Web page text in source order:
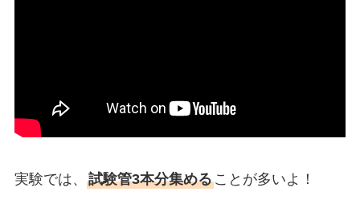
実験では、 試験管3本分集めることが多いよ！